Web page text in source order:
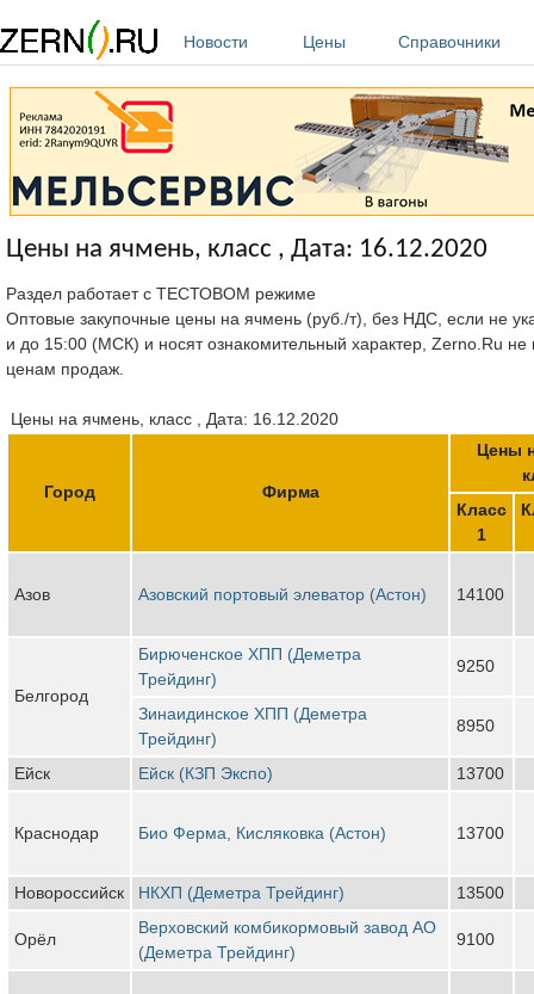
Новости
Цены Справочники
Цены на ячмень, класс , Дата: 16.12.2020
Раздел работает с ТЕСТОВОМ режиме
Оптовые закупочные цены на ячмень (руб./т), без НДС, если не
и до 15:00 (МСК) и носят ознакомительный характер, Zerno.Ru не
ценам продаж.
Цены на ячмень, класс , Дата: 16.12.2020
Город Фирма
Цены
Класс
1
Азов Азовский портовый элеватор (Астон) 14100
Белгород
Бирюченское ХПП (Деметра
Трейдинг)
9250
Зинаидинское ХПП (Деметра
Трейдинг)
8950
Ейск Ейск (КЗП Экспо) 13700
Краснодар Био Ферма, Кисляковка (Астон) 13700
Новороссийск НКХП (Деметра Трейдинг) 13500
Орёл
Верховский комбикормовый завод АО
(Деметра Трейдинг)
9100